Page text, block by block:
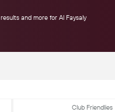
and more for Al Faysaly
Club Friendlies